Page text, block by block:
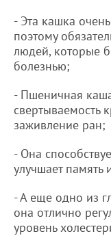
- Эта кашка
поэтому
людей, которые
болезнью;
- Пшеничная
свертываемость
заживление ран;
- Она
улучшает
- А еще одно из
она отлично
уровень